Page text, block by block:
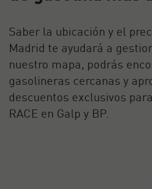
Saber la ubicación y el
Madrid te ayudará a
nuestro mapa, podrás
gasolineras cercanas y
descuentos exclusivos
RACE en Galp y BP.